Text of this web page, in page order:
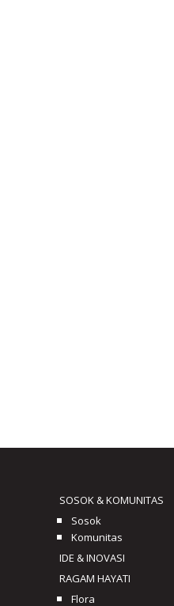
SOSOK & KOMUNITAS
Sosok
Komunitas
IDE & INOVASI
RAGAM HAYATI
Flora